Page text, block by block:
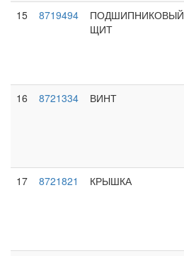
15 8719494
ПОДШИПНИКОВЫЙ
ЩИТ
16 8721334 ВИНТ
17 8721821 КРЫШКА